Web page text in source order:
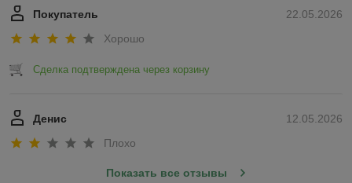
22.05.2026
Покупатель
Хорошо
Сделка подтверждена через корзину
12.05.2026
Денис
Плохо
Показать все отзывы